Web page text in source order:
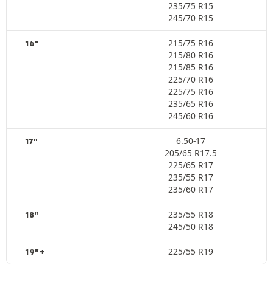
235/75 R15
245/70 R15
16"
215/75 R16
215/80 R16
215/85 R16
225/70 R16
225/75 R16
235/65 R16
245/60 R16
17"
6.50-17
205/65 R17.5
225/65 R17
235/55 R17
235/60 R17
18"
235/55 R18
245/50 R18
19"+ 225/55 R19